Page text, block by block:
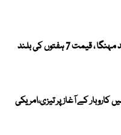
عالمی مارکیٹ میں سونا مزید مہنگا ، قیمت 7 ہفتوں کی بلند
کے آغاز پر تیزی،امریکی